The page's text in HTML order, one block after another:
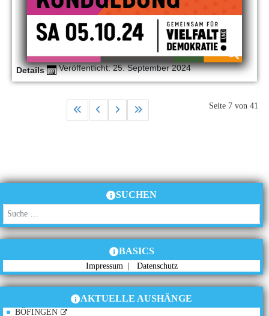
Details Veröffentlicht: 25. September 2024
Seite 7 von 41
SUCHEN
Suchen
BASICS
Impressum | Datenschutz
AKTUELLE AUSHÄNGE
BÖFINGEN